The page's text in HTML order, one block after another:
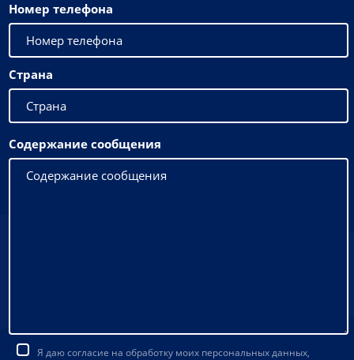
Номер телефона
Страна
Содержание сообщения
Я даю согласие на обработку моих персональных данных,